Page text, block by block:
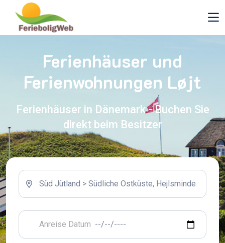
Ferienhäuser und
Ferienwohnungen Løjt
Ferienhäuser in Dänemark - Buchen Sie
direkt beim Besitzer